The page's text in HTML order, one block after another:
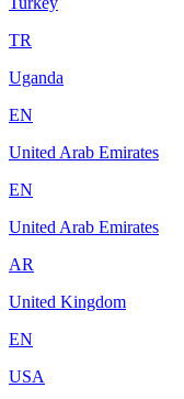
TR
Uganda
EN
United Arab Emirates
EN
United Arab Emirates
AR
United Kingdom
EN
USA